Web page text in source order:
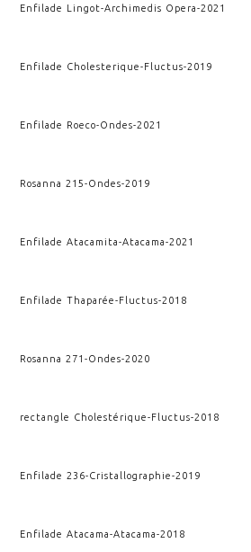
Enfilade Lingot-Archimedis Opera-2021
Enfilade Cholesterique-Fluctus-2019
Enfilade Roeco-Ondes-2021
Rosanna 215-Ondes-2019
Enfilade Atacamita-Atacama-2021
Enfilade Thaparée-Fluctus-2018
Rosanna 271-Ondes-2020
rectangle Cholestérique-Fluctus-2018
Enfilade 236-Cristallographie-2019
Enfilade Atacama-Atacama-2018